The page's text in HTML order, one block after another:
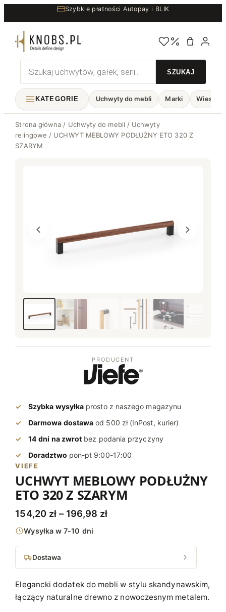
do
treści
Szybkie płatności Autopay i BLIK
Wyszukiwarka
produktów
KATEGORIE Uchwyty do mebli Marki
Strona główna / Uchwyty do mebli / Uchwyty
relingowe / UCHWYT MEBLOWY PODŁUŻNY ETO 320 Z
SZARYM
PRODUCENT
Szybka wysyłka prosto z naszego magazynu
Darmowa dostawa od 500 zł (InPost, kurier)
14 dni na zwrot bez podania przyczyny
Doradztwo pon-pt 9:00-17:00
VIEFE
UCHWYT MEBLOWY PODŁUŻNY
ETO 320 Z SZARYM
154,20 zł – 196,98 złZ
k
s
c
Wysyłka w 7-10 dni
Dostawa
Elegancki dodatek do mebli w stylu skandynawskim,
łączący naturalne drewno z nowoczesnym metalem.